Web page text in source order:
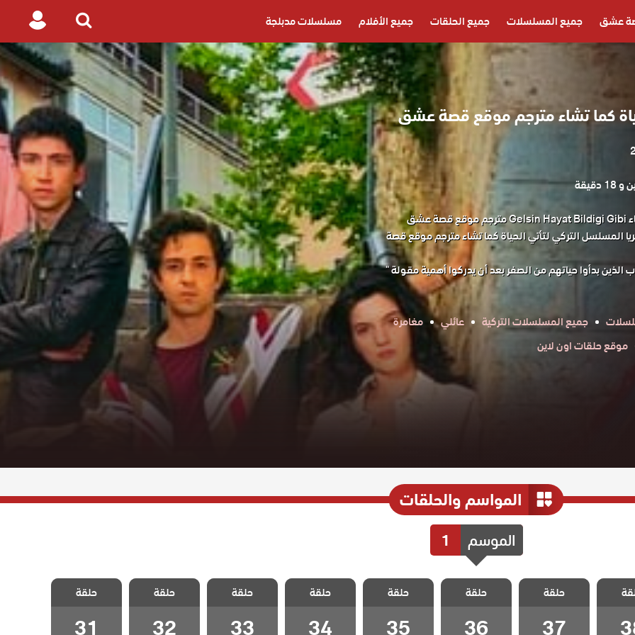
عشق جميع المسلسلات جميع الحلقات جميع الأفلام مسلسلات مدبلجة
Search
for
Login
كما تشاء مترجم موقع قصة عشق
دقيقة
مسلسل لتأتي الحياة كما تشاء Gelsin Hayat Bildigi Gibi مترجم موقع قصة عشق
المسلسل التركي لتأتي الحياة كما تشاء مترجم موقع قصة
الذين بدأوا حياتهم من الصفر بعد أن يدركوا أهمية مقولة "
جميع المسلسلات التركية عائلي
مغامرة
موقع حلقات اون لاين
المواسم والحلقات
الموسم 1
لتأتي
تشاء
38
مسلسل لتأتي
الحياة كما تشاء
الحلقة 37
حلقة
37
مسلسل لتأتي
الحياة كما تشاء
الحلقة 36
حلقة
36
مسلسل لتأتي
الحياة كما تشاء
الحلقة 35
حلقة
35
مسلسل لتأتي
الحياة كما تشاء
الحلقة 34
حلقة
34
مسلسل لتأتي
الحياة كما تشاء
الحلقة 33
حلقة
33
مسلسل لتأتي
الحياة كما تشاء
الحلقة 32
حلقة
32
مسلسل لتأتي
الحياة كما تشاء
الحلقة 31
حلقة
31